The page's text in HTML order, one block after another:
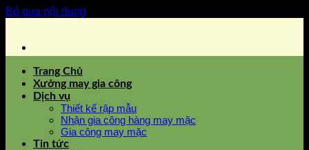
Bỏ qua nội dung
Trang Chủ
Xưởng may gia công
Dịch vụ
Thiết kế rập mẫu
Nhận gia công hàng may mặc
Gia công may mặc
Tin tức